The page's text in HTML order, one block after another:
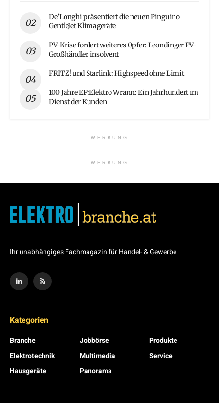
De’Longhi präsentiert die neuen Pinguino
GentleJet Klimageräte
PV-Krise fordert weiteres Opfer: Leondinger PV-
Großhändler insolvent
FRITZ! und Starlink: Highspeed ohne Limit
100 Jahre EP:Elektro Wrann: Ein Jahrhundert im
Dienst der Kunden
WERBUNG
WERBUNG
Ihr unabhängiges Fachmagazin für Handel- & Gewerbe
Kategorien
Branche
Elektrotechnik
Hausgeräte
Jobbörse
Multimedia
Panorama
Produkte
Service